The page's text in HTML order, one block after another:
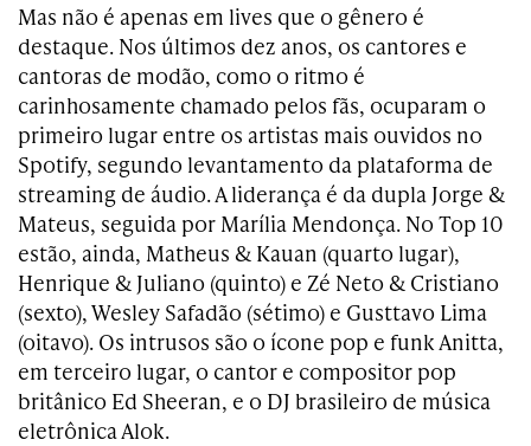
Mas não é apenas em lives que o gênero é
destaque. Nos últimos dez anos, os cantores e
cantoras de modão, como o ritmo é
carinhosamente chamado pelos fãs, ocuparam o
primeiro lugar entre os artistas mais ouvidos no
Spotify, segundo levantamento da plataforma de
streaming de áudio. A liderança é da dupla Jorge &
Mateus, seguida por Marília Mendonça. No Top 10
estão, ainda, Matheus & Kauan (quarto lugar),
Henrique & Juliano (quinto) e Zé Neto & Cristiano
(sexto), Wesley Safadão (sétimo) e Gusttavo Lima
(oitavo). Os intrusos são o ícone pop e funk Anitta,
em terceiro lugar, o cantor e compositor pop
britânico Ed Sheeran, e o DJ brasileiro de música
eletrônica Alok.